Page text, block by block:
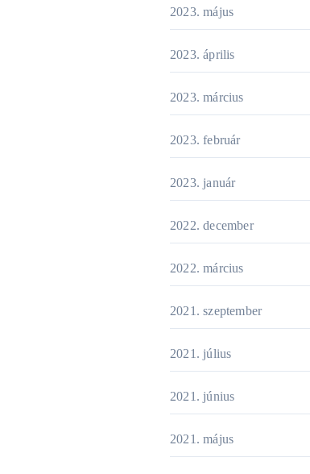
2023. május
2023. április
2023. március
2023. február
2023. január
2022. december
2022. március
2021. szeptember
2021. július
2021. június
2021. május